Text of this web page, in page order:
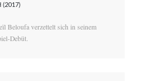
(2017)
Beloufa verzettelt sich in seinem
Debüt.